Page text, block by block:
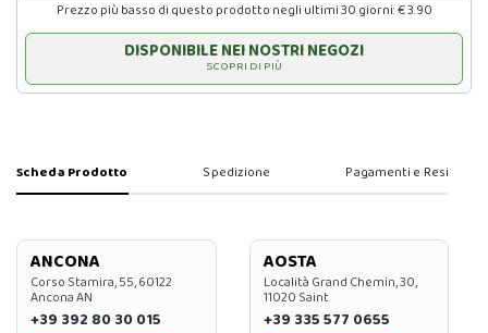
Prezzo più basso di questo prodotto negli ultimi 30 giorni: € 3.90
DISPONIBILE NEI NOSTRI NEGOZI
SCOPRI DI PIÙ
Scheda Prodotto Spedizione Pagamenti e Resi
ANCONA
Corso Stamira, 55, 60122
Ancona AN
+39 392 80 30 015
AOSTA
Località Grand Chemin, 30,
11020 Saint
+39 335 577 0655